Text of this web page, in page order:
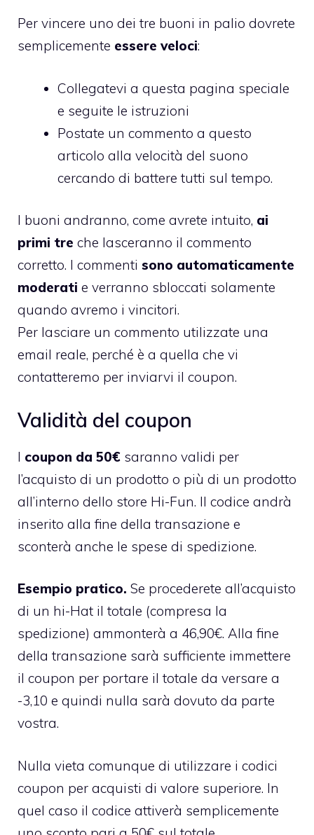
Per vincere uno dei tre buoni in palio dovrete
semplicemente essere veloci:
Collegatevi a questa pagina speciale
e seguite le istruzioni
Postate un commento a questo
articolo alla velocità del suono
cercando di battere tutti sul tempo.
I buoni andranno, come avrete intuito, ai
primi tre che lasceranno il commento
corretto. I commenti sono automaticamente
moderati e verranno sbloccati solamente
quando avremo i vincitori.
Per lasciare un commento utilizzate una
email reale, perché è a quella che vi
contatteremo per inviarvi il coupon.
Validità del coupon
I coupon da 50€ saranno validi per
l’acquisto di un prodotto o più di un prodotto
all’interno dello store Hi-Fun. Il codice andrà
inserito alla fine della transazione e
sconterà anche le spese di spedizione.
Esempio pratico. Se procederete all’acquisto
di un hi-Hat il totale (compresa la
spedizione) ammonterà a 46,90€. Alla fine
della transazione sarà sufficiente immettere
il coupon per portare il totale da versare a
-3,10 e quindi nulla sarà dovuto da parte
vostra.
Nulla vieta comunque di utilizzare i codici
coupon per acquisti di valore superiore. In
quel caso il codice attiverà semplicemente